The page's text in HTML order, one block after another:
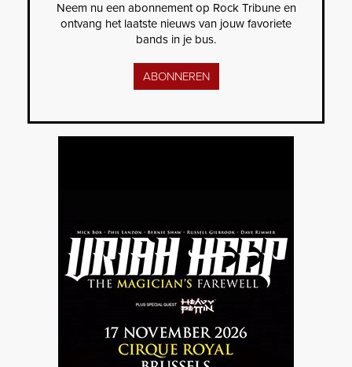
Neem nu een abonnement op Rock Tribune en
ontvang het laatste nieuws van jouw favoriete
bands in je bus.
ABONNEREN